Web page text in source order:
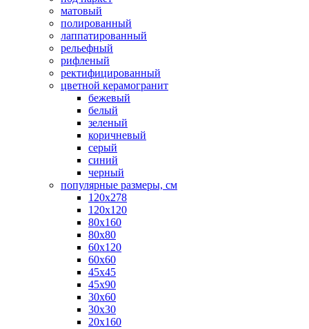
матовый
полированный
лаппатированный
рельефный
рифленый
ректифицированный
цветной керамогранит
бежевый
белый
зеленый
коричневый
серый
синий
черный
популярные размеры, см
120х278
120х120
80х160
80х80
60х120
60х60
45х45
45х90
30х60
30х30
20х160